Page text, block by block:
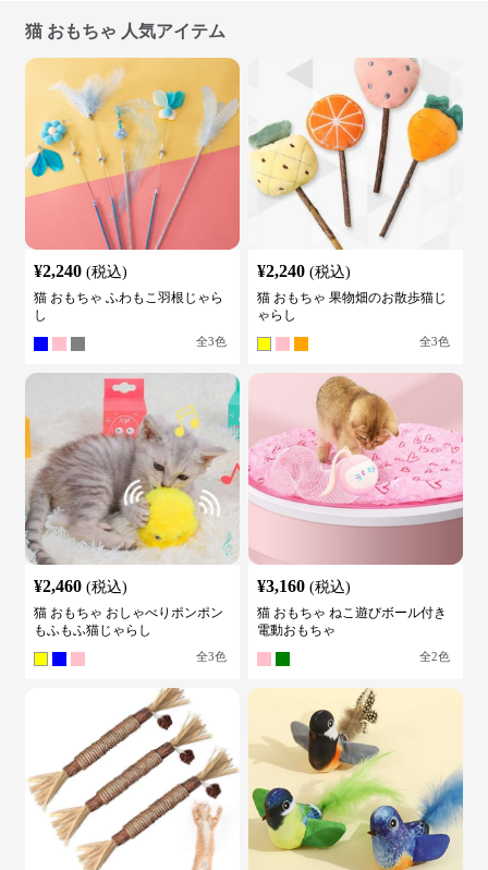
猫 おもちゃ 人気アイテム
¥2,240 (税込)
猫 おもちゃ ふわもこ羽根じゃら
し
全3色
¥2,240 (税込)
猫 おもちゃ 果物畑のお散歩猫じ
ゃらし
全3色
¥2,460 (税込)
猫 おもちゃ おしゃべりポンポン
もふもふ猫じゃらし
全3色
¥3,160 (税込)
猫 おもちゃ ねこ遊びボール付き
電動おもちゃ
全2色